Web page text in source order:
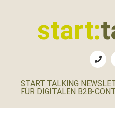
start:
B2B-
Social
START TALKING
FÜR DIGITALEN B2B-